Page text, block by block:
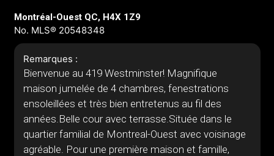
Montréal-Ouest QC, H4X 1Z9
No. MLS® 20548348
Remarques :
Bienvenue au 419 Westminster! Magnifique
maison jumelée de 4 chambres, fenestrations
ensoleillées et très bien entretenus au fil des
années.Belle cour avec terrasse.Située dans le
quartier familial de Montreal-Ouest avec voisinage
agréable. Pour une première maison et famille,